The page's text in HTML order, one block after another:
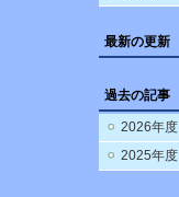
最新の更新
過去の記事
2026年度
2025年度